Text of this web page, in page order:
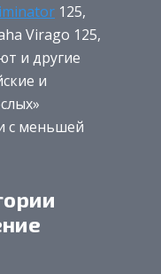
125,
Virago 125,
и другие
и
с меньшей